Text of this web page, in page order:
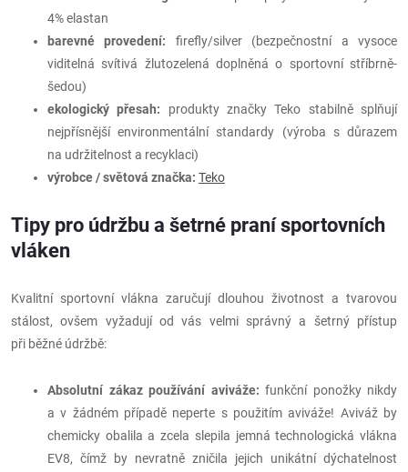
4% elastan
barevné provedení: firefly/silver (bezpečnostní a vysoce
viditelná svítivá žlutozelená doplněná o sportovní stříbrně-
šedou)
ekologický přesah: produkty značky Teko stabilně splňují
nejpřísnější environmentální standardy (výroba s důrazem
na udržitelnost a recyklaci)
výrobce / světová značka: Teko
Tipy pro údržbu a šetrné praní sportovních
vláken
Kvalitní sportovní vlákna zaručují dlouhou životnost a tvarovou
stálost, ovšem vyžadují od vás velmi správný a šetrný přístup
při běžné údržbě:
Absolutní zákaz používání aviváže: funkční ponožky nikdy
a v žádném případě neperte s použitím aviváže! Aviváž by
chemicky obalila a zcela slepila jemná technologická vlákna
EV8, čímž by nevratně zničila jejich unikátní dýchatelnost